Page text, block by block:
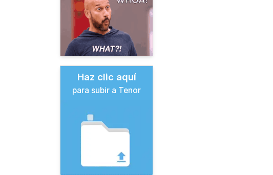
Haz clic aquí
para subir a Tenor